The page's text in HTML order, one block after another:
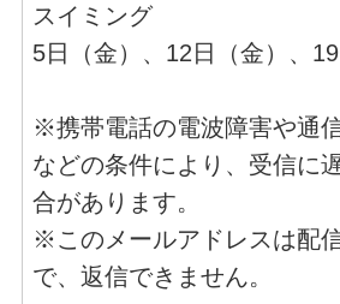
スイミング
5日（金）、12日（金）、19
※携帯電話の電波障害や通
などの条件により、受信に
合があります。
※このメールアドレスは配
で、返信できません。